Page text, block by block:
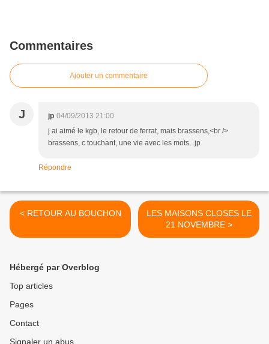
Commentaires
Ajouter un commentaire
J jp 04/09/2013 21:00
j ai aimé le kgb, le retour de ferrat, mais brassens,<br />
brassens, c touchant, une vie avec les mots...jp
Répondre
< RETOUR AU BOUCHON
LES MAISONS CLOSES LE
21 NOVEMBRE >
Hébergé par Overblog
Top articles
Pages
Contact
Signaler un abus